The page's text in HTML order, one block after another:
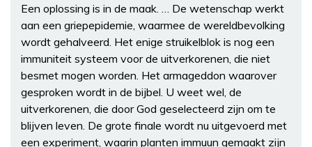
Een oplossing is in de maak. … De wetenschap werkt
aan een griepepidemie, waarmee de wereldbevolking
wordt gehalveerd. Het enige struikelblok is nog een
immuniteit systeem voor de uitverkorenen, die niet
besmet mogen worden. Het armageddon waarover
gesproken wordt in de bijbel. U weet wel, de
uitverkorenen, die door God geselecteerd zijn om te
blijven leven. De grote finale wordt nu uitgevoerd met
een experiment, waarin planten immuun gemaakt zijn